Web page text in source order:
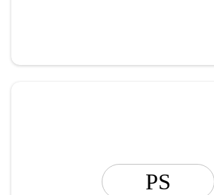
PS